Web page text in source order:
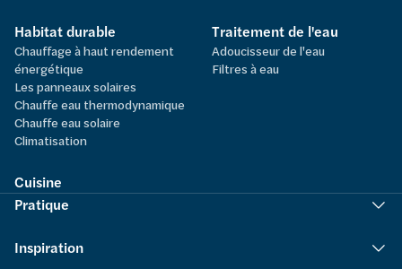
Habitat durable
Chauffage à haut rendement
énergétique
Les panneaux solaires
Chauffe eau thermodynamique
Chauffe eau solaire
Climatisation
Traitement de l'eau
Adoucisseur de l'eau
Filtres à eau
Cuisine
Pratique
Inspiration